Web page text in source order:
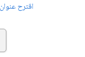
اقترح